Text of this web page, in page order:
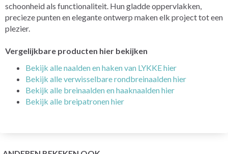
schoonheid als functionaliteit. Hun gladde oppervlakken,
precieze punten en elegante ontwerp maken elk project tot een
plezier.
Vergelijkbare producten hier bekijken
Bekijk alle naalden en haken van LYKKE hier
Bekijk alle verwisselbare rondbreinaalden hier
Bekijk alle breinaalden en haaknaalden hier
Bekijk alle breipatronen hier